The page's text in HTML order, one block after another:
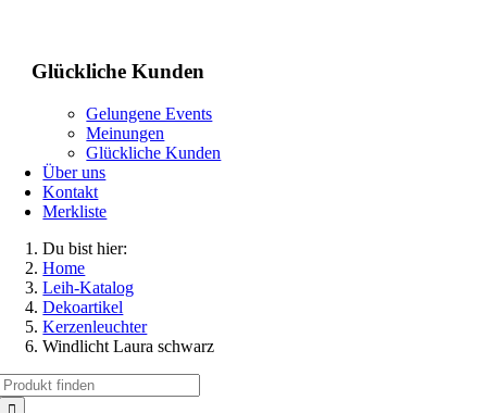
Glückliche Kunden
Gelungene Events
Meinungen
Glückliche Kunden
Über uns
Kontakt
Merkliste
Du bist hier:
Home
Leih-Katalog
Dekoartikel
Kerzenleuchter
Windlicht Laura schwarz